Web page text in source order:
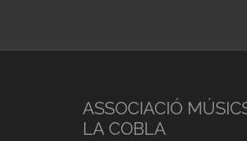
ASSOCIACIÓ
LA COBLA